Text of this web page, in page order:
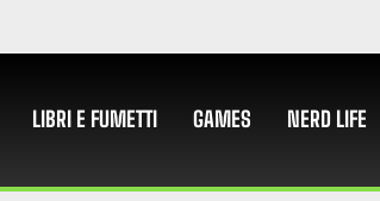
LIBRI E FUMETTI GAMES NERD LIFE